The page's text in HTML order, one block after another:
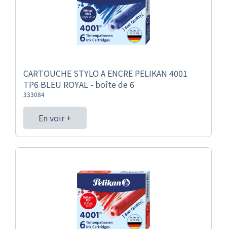
CARTOUCHE STYLO A ENCRE PELIKAN 4001
TP6 BLEU ROYAL - boîte de 6
333084
En voir +